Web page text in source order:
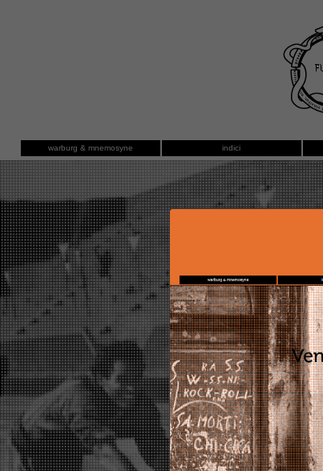
warburg & mnemosyne
indici
luglio/